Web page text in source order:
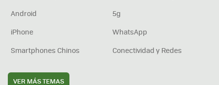
Android
5g
iPhone
WhatsApp
Smartphones Chinos
Conectividad y Redes
VER MÁS TEMAS